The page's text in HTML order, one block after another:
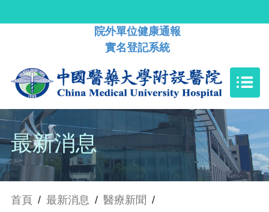
院外單位健康通報
實名登記系統
最新消息
首頁 / 最新消息 / 醫療新聞 /